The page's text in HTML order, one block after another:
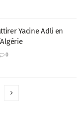
Yacine Adli en
0